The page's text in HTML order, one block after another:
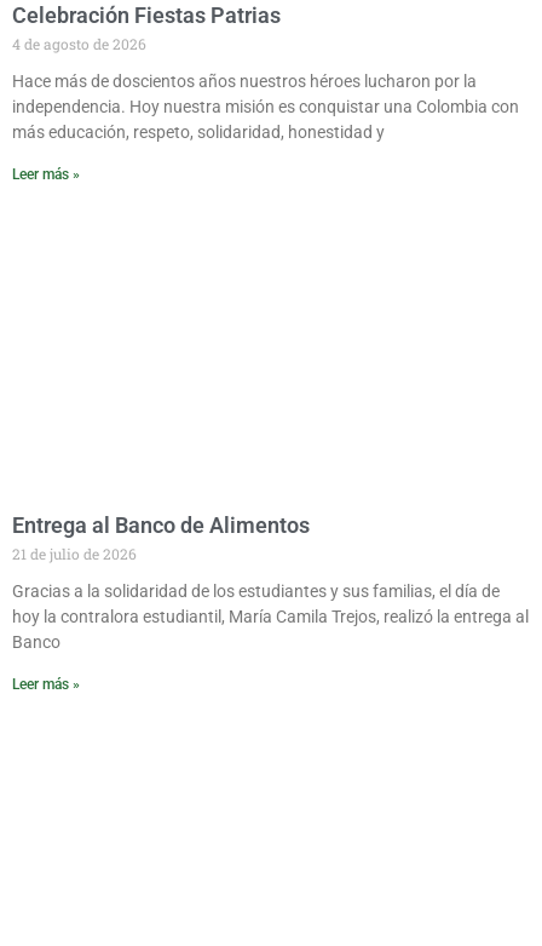
Celebración Fiestas Patrias
4 de agosto de 2026
Hace más de doscientos años nuestros héroes lucharon por la
independencia. Hoy nuestra misión es conquistar una Colombia con
más educación, respeto, solidaridad, honestidad y
Leer más »
Entrega al Banco de Alimentos
21 de julio de 2026
Gracias a la solidaridad de los estudiantes y sus familias, el día de
hoy la contralora estudiantil, María Camila Trejos, realizó la entrega al
Banco
Leer más »